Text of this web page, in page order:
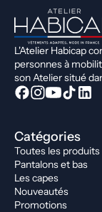
L'Atelier Habicap
personnes à
son Atelier situé
Catégories
Toutes les produits
Pantalons et bas
Les capes
Nouveautés
Promotions